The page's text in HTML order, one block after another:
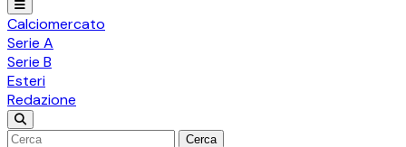
Calciomercato
Serie A
Serie B
Esteri
Redazione
Cerca